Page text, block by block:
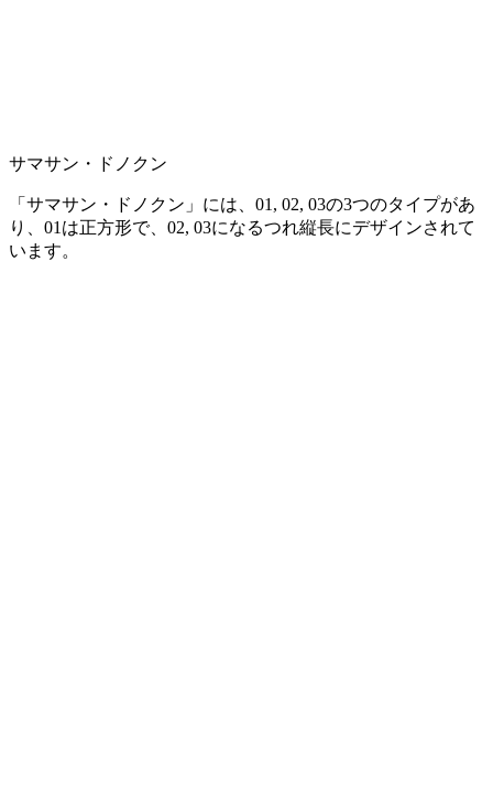
サマサン・ドノクン
「サマサン・ドノクン」には、01, 02, 03の3つのタイプがあ
り、01は正方形で、02, 03になるつれ縦長にデザインされて
います。